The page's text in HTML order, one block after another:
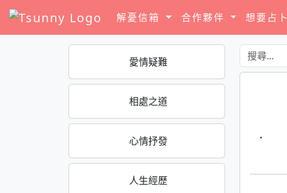
解憂信箱 合作夥伴 想要占卜
愛情疑難
相處之道
心情抒發
人生經歷
·